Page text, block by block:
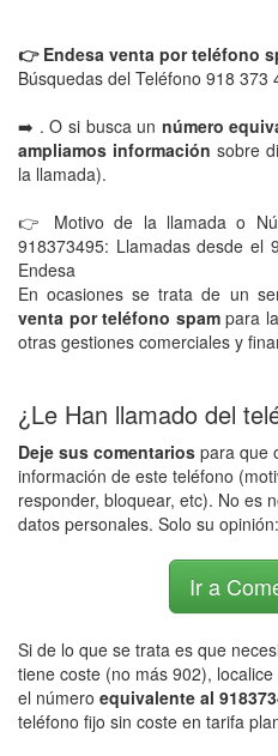
👉 Endesa venta por teléfono
Búsquedas del Teléfono 918 373
➡️ . O si busca un número
ampliamos información sobre
la llamada).
👉 Motivo de la llamada o
918373495: Llamadas desde el
Endesa
En ocasiones se trata de un
venta por teléfono spam para
otras gestiones comerciales y
¿Le Han llamado del
Deje sus comentarios para que
información de este teléfono
responder, bloquear, etc). No es
datos personales. Solo su opinión:
Ir a
Si de lo que se trata es que
tiene coste (no más 902),
el número equivalente al
teléfono fijo sin coste en tarifa